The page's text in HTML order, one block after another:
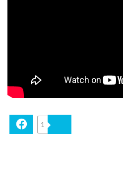
Facebook
1